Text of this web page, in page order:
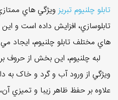
تابلو چلنيوم تبريز ويژگي هاي
تابلوسازي، افزايش داده است و
هاي مختلف تابلو چلنيوم، ايجاد
لبه چلنيوم، اين بخش از حروف
ويژگي از ورود آب و گرد و خاک
علاوه بر حفظ ظاهر زيبا و تميزي